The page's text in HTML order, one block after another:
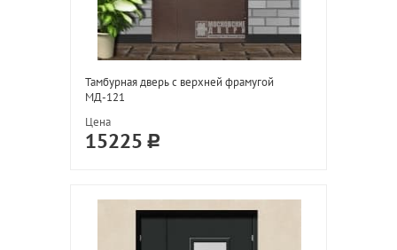
Тамбурная дверь с верхней фрамугой
МД-121
Цена
15225